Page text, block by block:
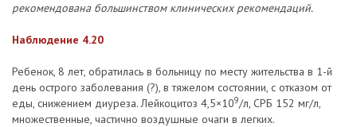
рекомендована большинством клинических рекомендаций.
Наблюдение 4.20
Ребенок, 8 лет, обратилась в больницу по месту жительства в 1-й
день острого заболевания (?), в тяжелом состоянии, с отказом от
еды, снижением диуреза. Лейкоцитоз 4,5×109/л, СРБ 152 мг/л,
множественные, частично воздушные очаги в легких.